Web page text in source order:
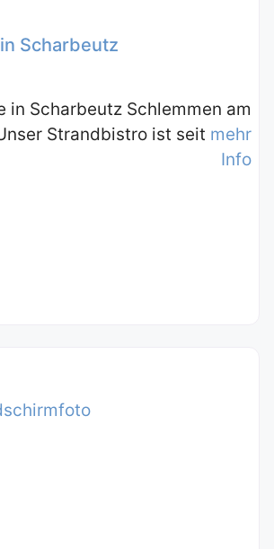
Scharbeutz
in Scharbeutz Schlemmen am
Strandbistro ist seit mehr
Info